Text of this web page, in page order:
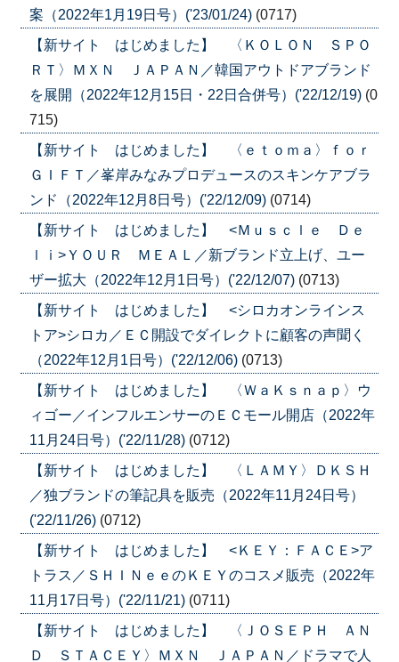
案（2022年1月19日号）('23/01/24) (0717)
【新サイト はじめました】 〈ＫＯＬＯＮ ＳＰＯ
ＲＴ〉ＭＸＮ ＪＡＰＡＮ／韓国アウトドアブランド
を展開（2022年12月15日・22日合併号）('22/12/19) (0
715)
【新サイト はじめました】 〈ｅｔｏｍａ〉ｆｏｒ
ＧＩＦＴ／峯岸みなみプロデュースのスキンケアブラ
ンド（2022年12月8日号）('22/12/09) (0714)
【新サイト はじめました】 <Ｍｕｓｃｌｅ Ｄｅ
ｌｉ>ＹＯＵＲ ＭＥＡＬ／新ブランド立上げ、ユー
ザー拡大（2022年12月1日号）('22/12/07) (0713)
【新サイト はじめました】 <シロカオンラインス
トア>シロカ／ＥＣ開設でダイレクトに顧客の声聞く
（2022年12月1日号）('22/12/06) (0713)
【新サイト はじめました】 〈ＷａＫｓｎａｐ〉ウ
ィゴー／インフルエンサーのＥＣモール開店（2022年
11月24日号）('22/11/28) (0712)
【新サイト はじめました】 〈ＬＡＭＹ〉ＤＫＳＨ
／独ブランドの筆記具を販売（2022年11月24日号）
('22/11/26) (0712)
【新サイト はじめました】 <ＫＥＹ：ＦＡＣＥ>ア
トラス／ＳＨＩＮｅｅのＫＥＹのコスメ販売（2022年
11月17日号）('22/11/21) (0711)
【新サイト はじめました】 〈ＪＯＳＥＰＨ ＡＮ
Ｄ ＳＴＡＣＥＹ〉ＭＸＮ ＪＡＰＡＮ／ドラマで人